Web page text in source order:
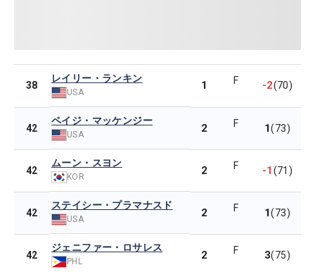
38
レイリー・ランキン
USA
1 F -2(70)
42
ペイジ・マッケンジー
USA 2 F 1(73)
42
ムーン・スヨン
KOR 2 F -1(71)
42
ステイシー・プラマナスド
USA 2 F 1(73)
42
ジェニファー・ロサレス
PHL 2 F 3(75)